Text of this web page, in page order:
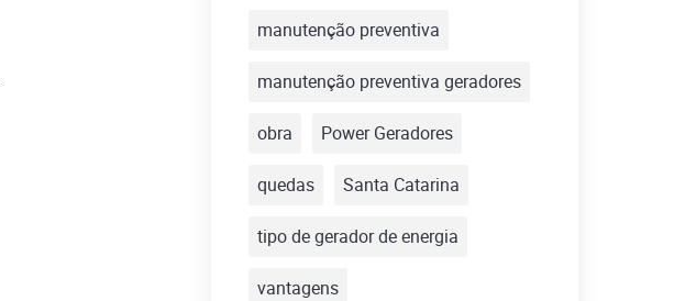
manutenção preventiva
manutenção preventiva geradores
obra Power Geradores
quedas Santa Catarina
tipo de gerador de energia
vantagens